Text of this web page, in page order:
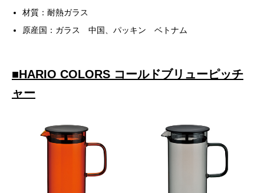
材質：耐熱ガラス
原産国：ガラス 中国、パッキン ベトナム
■HARIO COLORS コールドブリューピッチ
ャー